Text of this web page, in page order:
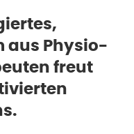
aus Physio-
freut